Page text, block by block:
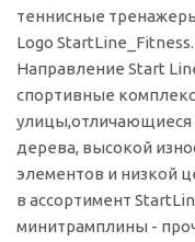
теннисные
Logo
Направление Start
спортивные
улицы,отличающиеся
дерева, высокой
элементов и низкой
в ассортимент
минитрамплины -